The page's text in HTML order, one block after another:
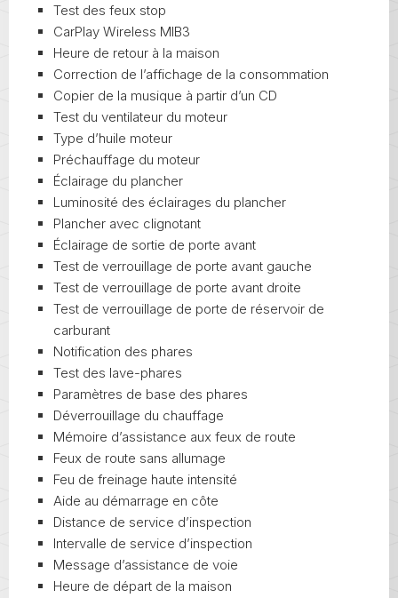
Test des feux stop
CarPlay Wireless MIB3
Heure de retour à la maison
Correction de l’affichage de la consommation
Copier de la musique à partir d’un CD
Test du ventilateur du moteur
Type d’huile moteur
Préchauffage du moteur
Éclairage du plancher
Luminosité des éclairages du plancher
Plancher avec clignotant
Éclairage de sortie de porte avant
Test de verrouillage de porte avant gauche
Test de verrouillage de porte avant droite
Test de verrouillage de porte de réservoir de
carburant
Notification des phares
Test des lave-phares
Paramètres de base des phares
Déverrouillage du chauffage
Mémoire d’assistance aux feux de route
Feux de route sans allumage
Feu de freinage haute intensité
Aide au démarrage en côte
Distance de service d’inspection
Intervalle de service d’inspection
Message d’assistance de voie
Heure de départ de la maison